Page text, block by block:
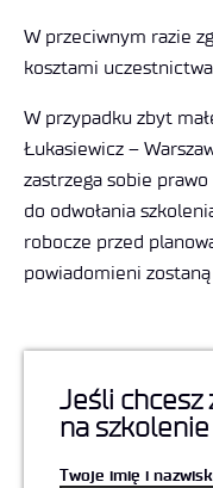
W przeciwnym razie
kosztami
W przypadku zbyt
Łukasiewicz –
zastrzega sobie
do odwołania
robocze przed
powiadomieni
Jeśli chcesz
na
Twoje imię i